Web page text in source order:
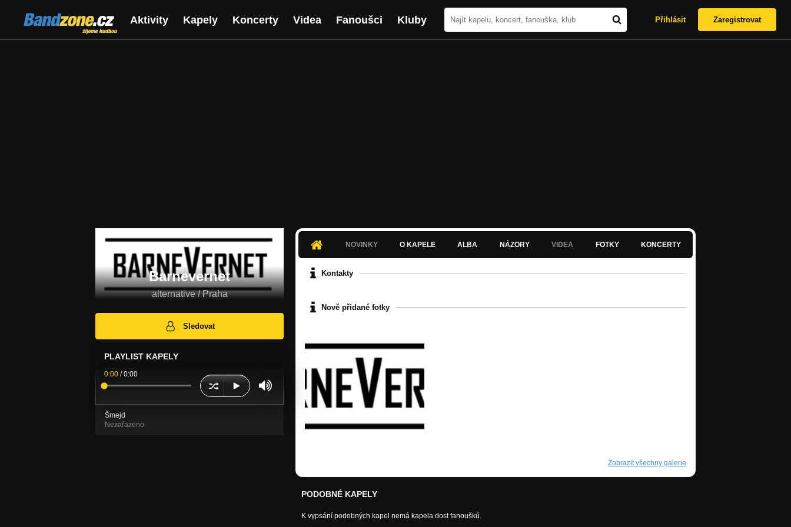
Bandzone.cz
žijeme hudbou
Aktivity Kapely Koncerty Videa Fanoušci Kluby Přihlásit Zaregistrovat
Barnevernet
alternative / Praha
Sledovat
PLAYLIST KAPELY
0:00 /0:00
Šmejd
Nezařazeno
NOVINKY O KAPELE ALBA NÁZORY VIDEA FOTKY KONCERTY
Kontakty
Nově přidané fotky
Zobrazit všechny galerie
PODOBNÉ KAPELY
K vypsání podobných kapel nemá kapela dost fanoušků.